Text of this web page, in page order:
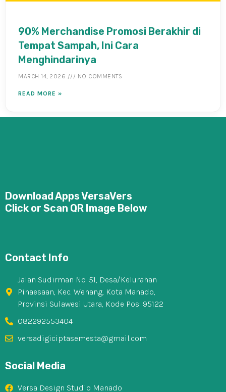
90% Merchandise Promosi Berakhir di
Tempat Sampah, Ini Cara
Menghindarinya
MARCH 14, 2026 NO COMMENTS
READ MORE »
Download Apps VersaVers
Click or Scan QR Image Below
Contact Info
Jalan Sudirman No. 51, Desa/Kelurahan
Pinaesaan, Kec. Wenang, Kota Manado,
Provinsi Sulawesi Utara, Kode Pos: 95122
082292553404
versadigiciptasemesta@gmail.com
Social Media
Versa Design Studio Manado